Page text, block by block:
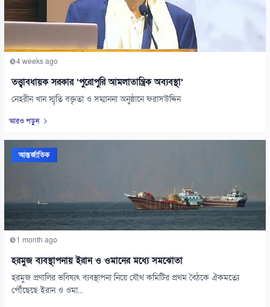
4 weeks ago
তত্ত্বাবধায়ক সরকার ‘পুরোপুরি আমলাতান্ত্রিক অব্যবস্থা’
নেহরীন খান স্মৃতি বক্তৃতা ও সম্মাননা অনুষ্ঠানে ফরাসউদ্দিন
আরও পড়ুন
আন্তর্জাতিক
1 month ago
হরমুজ ব্যবস্থাপনায় ইরান ও ওমানের মধ্যে সমঝোতা
হরমুজ প্রণালির ভবিষ্যৎ ব্যবস্থাপনা নিয়ে যৌথ কমিটির প্রথম বৈঠকে ঐকমত্যে
পৌঁছেছে ইরান ও ওমা...